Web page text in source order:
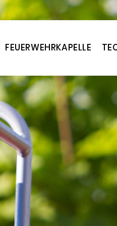
FEUERWEHRKAPELLE